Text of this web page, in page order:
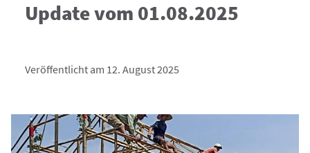
Update vom 01.08.2025
Veröffentlicht am 12. August 2025